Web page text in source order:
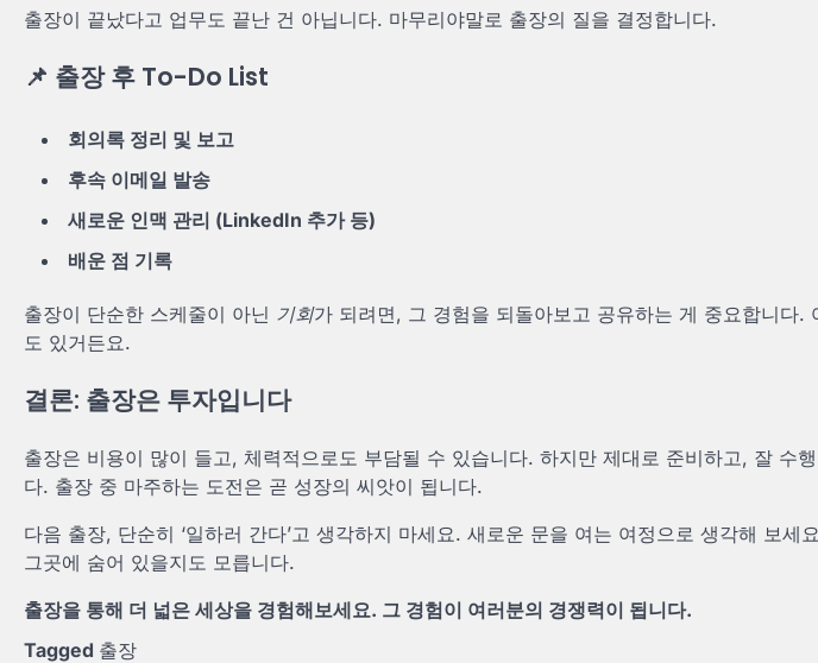
출장이 끝났다고 업무도 끝난 건 아닙니다. 마무리야말로 출장의 질을 결정합니다.
📌 출장 후 To-Do List
회의록 정리 및 보고
후속 이메일 발송
새로운 인맥 관리 (LinkedIn 추가 등)
배운 점 기록
출장이 단순한 스케줄이 아닌 기회가 되려면, 그 경험을 되돌아보고 공유하는 게 중요합니다.
도 있거든요.
결론: 출장은 투자입니다
출장은 비용이 많이 들고, 체력적으로도 부담될 수 있습니다. 하지만 제대로 준비하고, 잘 수
다. 출장 중 마주하는 도전은 곧 성장의 씨앗이 됩니다.
다음 출장, 단순히 ‘일하러 간다’고 생각하지 마세요. 새로운 문을 여는 여정으로 생각해 보세
그곳에 숨어 있을지도 모릅니다.
출장을 통해 더 넓은 세상을 경험해보세요. 그 경험이 여러분의 경쟁력이 됩니다.
Tagged 출장